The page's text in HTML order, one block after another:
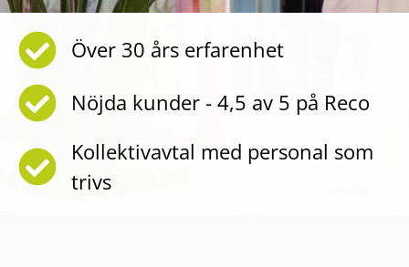
Över 30 års erfarenhet
Nöjda kunder - 4,5 av 5 på Reco
Kollektivavtal med personal som
trivs